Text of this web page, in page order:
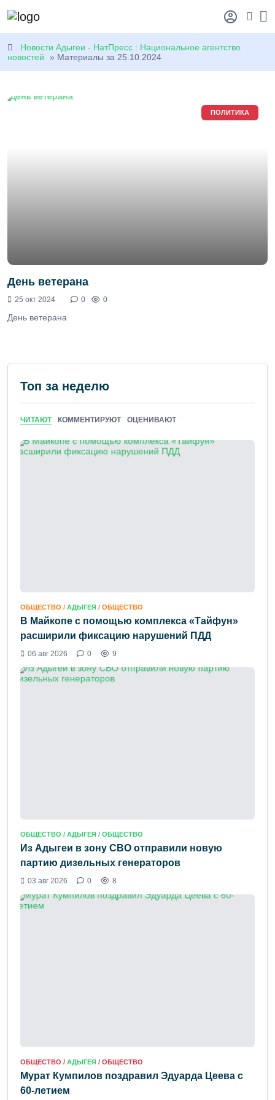
Новости Адыгеи - НатПресс : Национальное агентство
новостей
» Материалы за 25.10.2024
ПОЛИТИКА
День ветерана
25 окт 2024 0 0
День ветерана
Топ за неделю
ЧИТАЮТ КОММЕНТИРУЮТ ОЦЕНИВАЮТ
ОБЩЕСТВО / АДЫГЕЯ / ОБЩЕСТВО
В Майкопе с помощью комплекса «Тайфун»
расширили фиксацию нарушений ПДД
06 авг 2026 0 9
ОБЩЕСТВО / АДЫГЕЯ / ОБЩЕСТВО
Из Адыгеи в зону СВО отправили новую
партию дизельных генераторов
03 авг 2026 0 8
ОБЩЕСТВО / АДЫГЕЯ / ОБЩЕСТВО
Мурат Кумпилов поздравил Эдуарда Цеева с
60-летием